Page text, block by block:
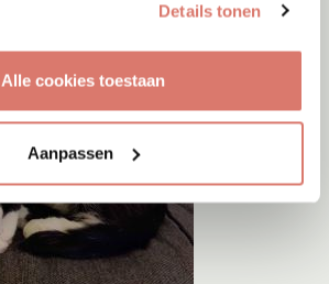
Details tonen
Alle cookies toestaan
Aanpassen